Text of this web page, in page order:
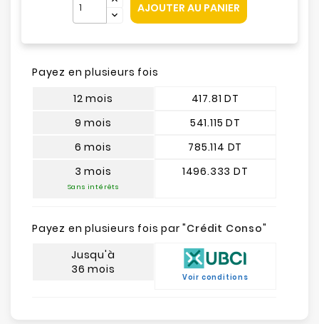
AJOUTER AU PANIER
Payez en plusieurs fois
12 mois
9 mois
6 mois
3 mois
Sans intérêts
417.81 DT
541.115 DT
785.114 DT
1496.333 DT
Payez en plusieurs fois par "Crédit Conso"
Jusqu'à
36 mois
Voir conditions